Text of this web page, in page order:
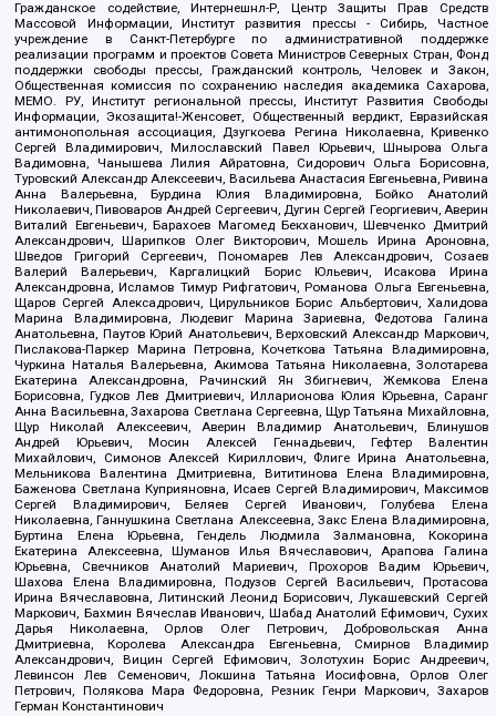
Гражданское содействие, Интернешнл-Р, Центр Защиты Прав Средств
Массовой Информации, Институт развития прессы - Сибирь, Частное
учреждение в Санкт-Петербурге по административной поддержке
реализации программ и проектов Совета Министров Северных Стран, Фонд
поддержки свободы прессы, Гражданский контроль, Человек и Закон,
Общественная комиссия по сохранению наследия академика Сахарова,
МЕМО. РУ, Институт региональной прессы, Институт Развития Свободы
Информации, Экозащита!-Женсовет, Общественный вердикт, Евразийская
антимонопольная ассоциация, Дзугкоева Регина Николаевна, Кривенко
Сергей Владимирович, Милославский Павел Юрьевич, Шнырова Ольга
Вадимовна, Чанышева Лилия Айратовна, Сидорович Ольга Борисовна,
Туровский Александр Алексеевич, Васильева Анастасия Евгеньевна, Ривина
Анна Валерьевна, Бурдина Юлия Владимировна, Бойко Анатолий
Николаевич, Пивоваров Андрей Сергеевич, Дугин Сергей Георгиевич, Аверин
Виталий Евгеньевич, Барахоев Магомед Бекханович, Шевченко Дмитрий
Александрович, Шарипков Олег Викторович, Мошель Ирина Ароновна,
Шведов Григорий Сергеевич, Пономарев Лев Александрович, Созаев
Валерий Валерьевич, Каргалицкий Борис Юльевич, Исакова Ирина
Александровна, Исламов Тимур Рифгатович, Романова Ольга Евгеньевна,
Щаров Сергей Алексадрович, Цирульников Борис Альбертович, Халидова
Марина Владимировна, Людевиг Марина Зариевна, Федотова Галина
Анатольевна, Паутов Юрий Анатольевич, Верховский Александр Маркович,
Пислакова-Паркер Марина Петровна, Кочеткова Татьяна Владимировна,
Чуркина Наталья Валерьевна, Акимова Татьяна Николаевна, Золотарева
Екатерина Александровна, Рачинский Ян Збигневич, Жемкова Елена
Борисовна, Гудков Лев Дмитриевич, Илларионова Юлия Юрьевна, Саранг
Анна Васильевна, Захарова Светлана Сергеевна, Щур Татьяна Михайловна,
Щур Николай Алексеевич, Аверин Владимир Анатольевич, Блинушов
Андрей Юрьевич, Мосин Алексей Геннадьевич, Гефтер Валентин
Михайлович, Симонов Алексей Кириллович, Флиге Ирина Анатольевна,
Мельникова Валентина Дмитриевна, Вититинова Елена Владимировна,
Баженова Светлана Куприяновна, Исаев Сергей Владимирович, Максимов
Сергей Владимирович, Беляев Сергей Иванович, Голубева Елена
Николаевна, Ганнушкина Светлана Алексеевна, Закс Елена Владимировна,
Буртина Елена Юрьевна, Гендель Людмила Залмановна, Кокорина
Екатерина Алексеевна, Шуманов Илья Вячеславович, Арапова Галина
Юрьевна, Свечников Анатолий Мариевич, Прохоров Вадим Юрьевич,
Шахова Елена Владимировна, Подузов Сергей Васильевич, Протасова
Ирина Вячеславовна, Литинский Леонид Борисович, Лукашевский Сергей
Маркович, Бахмин Вячеслав Иванович, Шабад Анатолий Ефимович, Сухих
Дарья Николаевна, Орлов Олег Петрович, Добровольская Анна
Дмитриевна, Королева Александра Евгеньевна, Смирнов Владимир
Александрович, Вицин Сергей Ефимович, Золотухин Борис Андреевич,
Левинсон Лев Семенович, Локшина Татьяна Иосифовна, Орлов Олег
Петрович, Полякова Мара Федоровна, Резник Генри Маркович, Захаров
Герман Константинович